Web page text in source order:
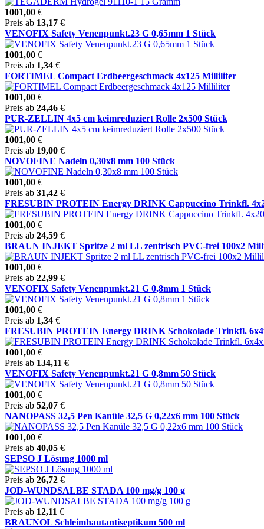
1001,00 €
Preis ab 13,17 €
VENOFIX Safety Venenpunkt.23 G 0,65mm 1 Stück
1001,00 €
Preis ab 1,34 €
FORTIMEL Compact Erdbeergeschmack 4x125 Milliliter
1001,00 €
Preis ab 24,46 €
PUR-ZELLIN 4x5 cm keimreduziert Rolle 2x500 Stück
1001,00 €
Preis ab 19,00 €
NOVOFINE Nadeln 0,30x8 mm 100 Stück
1001,00 €
Preis ab 31,42 €
FRESUBIN PROTEIN Energy DRINK Cappuccino Trinkfl.
1001,00 €
Preis ab 24,59 €
BRAUN INJEKT Spritze 2 ml LL zentrisch PVC-frei 100x2
1001,00 €
Preis ab 22,99 €
VENOFIX Safety Venenpunkt.21 G 0,8mm 1 Stück
1001,00 €
Preis ab 1,34 €
FRESUBIN PROTEIN Energy DRINK Schokolade Trinkfl.
1001,00 €
Preis ab 134,11 €
VENOFIX Safety Venenpunkt.21 G 0,8mm 50 Stück
1001,00 €
Preis ab 52,07 €
NANOPASS 32,5 Pen Kanüle 32,5 G 0,22x6 mm 100 Stück
1001,00 €
Preis ab 40,05 €
SEPSO J Lösung 1000 ml
Preis ab 26,72 €
JOD-WUNDSALBE STADA 100 mg/g 100 g
Preis ab 12,11 €
BRAUNOL Schleimhautantiseptikum 500 ml